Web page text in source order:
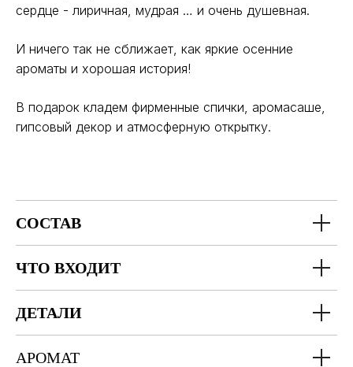
сердце - лиричная, мудрая … и очень душевная.
И ничего так не сближает, как яркие осенние
ароматы и хорошая история!
В подарок кладем фирменные спички, аромасаше,
гипсовый декор и атмосферную открытку.
СОСТАВ
ЧТО ВХОДИТ
ДЕТАЛИ
АРОМАТ